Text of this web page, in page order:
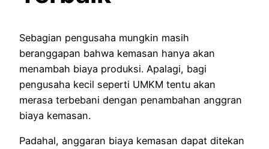
Sebagian pengusaha mungkin masih
beranggapan bahwa kemasan hanya akan
menambah biaya produksi. Apalagi, bagi
pengusaha kecil seperti UMKM tentu akan
merasa terbebani dengan penambahan anggran
biaya kemasan.
Padahal, anggaran biaya kemasan dapat ditekan